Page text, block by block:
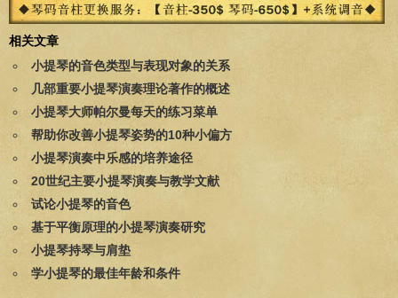
相关文章
小提琴的音色类型与表现对象的关系
几部重要小提琴演奏理论著作的概述
小提琴大师帕尔曼每天的练习菜单
帮助你改善小提琴姿势的10种小偏方
小提琴演奏中乐感的培养途径
20世纪主要小提琴演奏与教学文献
试论小提琴的音色
基于平衡原理的小提琴演奏研究
小提琴持琴与肩垫
学小提琴的最佳年龄和条件